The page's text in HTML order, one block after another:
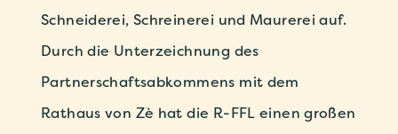
Schneiderei, Schreinerei und Maurerei auf.
Durch die Unterzeichnung des
Partnerschaftsabkommens mit dem
Rathaus von Zè hat die R-FFL einen großen